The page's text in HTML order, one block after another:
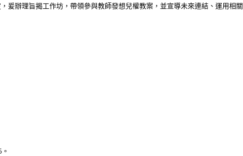
爰辦理旨揭工作坊，帶領參與教師發想兒權教案，並宣導未來連結、運用相關